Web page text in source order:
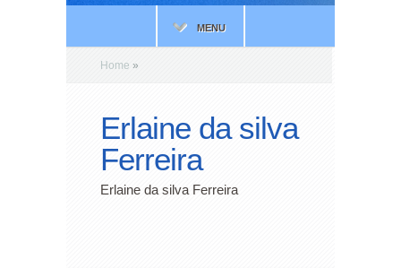
MENU
Home »
Erlaine da silva
Ferreira
Erlaine da silva Ferreira